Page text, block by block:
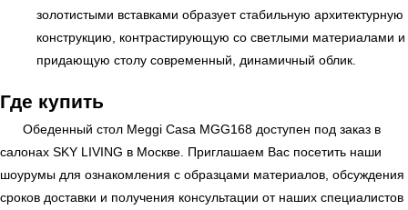
золотистыми вставками образует стабильную архитектурную
конструкцию, контрастирующую со светлыми материалами и
придающую столу современный, динамичный облик.
Где купить
Обеденный стол Meggi Casa MGG168 доступен под заказ в
салонах SKY LIVING в Москве. Приглашаем Вас посетить наши
шоурумы для ознакомления с образцами материалов, обсуждения
сроков доставки и получения консультации от наших специалистов